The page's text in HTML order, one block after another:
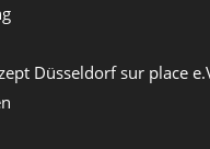
Düsseldorf sur place